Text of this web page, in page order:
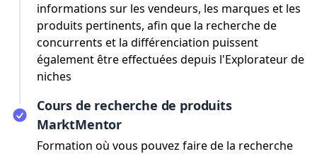
informations sur les vendeurs, les marques et les
produits pertinents, afin que la recherche de
concurrents et la différenciation puissent
également être effectuées depuis l'Explorateur de
niches
Cours de recherche de produits
MarktMentor
Formation où vous pouvez faire de la recherche